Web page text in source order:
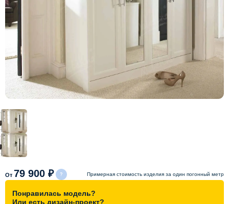
Рассрочка и кредит
Схема работы
Акции и скидки
Портфолио
Видеоотзывы
Контакты
От 79 900 ₽ Примерная стоимость изделия за один погонный метр
Понравилась модель?
Или есть дизайн-проект?